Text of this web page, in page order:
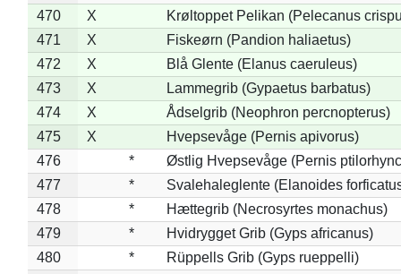
470
X
Krøltoppet Pelikan (Pelecanus
471
X
Fiskeørn (Pandion haliaetus)
472
X
Blå Glente (Elanus caeruleus)
473
X
Lammegrib (Gypaetus barbatus)
474
X
Ådselgrib (Neophron percnopterus)
475
X
Hvepsevåge (Pernis apivorus)
476
*
Østlig Hvepsevåge (Pernis
477
*
Svalehaleglente (Elanoides
478
*
Hættegrib (Necrosyrtes monachus)
479
*
Hvidrygget Grib (Gyps africanus)
480
*
Rüppells Grib (Gyps rueppelli)